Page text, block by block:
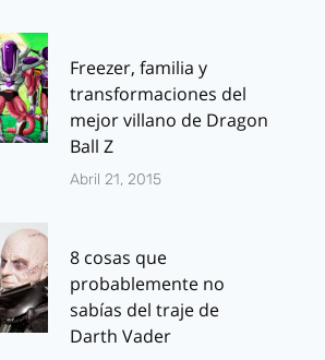
Sharknado:
Freezer, familia y
transformaciones del
mejor villano de Dragon
Ball Z
Abril 21, 2015
8 cosas que
probablemente no
sabías del traje de
Darth Vader